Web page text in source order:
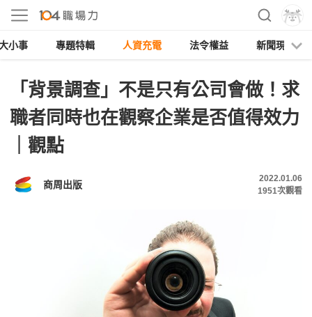
小事 專題特輯 人資充電 法令權益 新聞現場
「背景調查」不是只有公司會做！求
職者同時也在觀察企業是否值得效力
｜觀點
商周出版
2022.01.06
1951次觀看